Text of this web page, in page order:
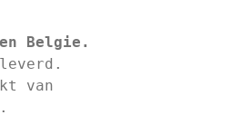
Belgie.
van